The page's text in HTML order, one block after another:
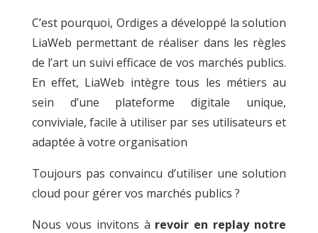
C’est pourquoi, Ordiges a développé la solution
LiaWeb permettant de réaliser dans les règles
de l’art un suivi efficace de vos marchés publics.
En effet, LiaWeb intègre tous les métiers au
sein d’une plateforme digitale unique,
conviviale, facile à utiliser par ses utilisateurs et
adaptée à votre organisation
Toujours pas convaincu d’utiliser une solution
cloud pour gérer vos marchés publics ?
Nous vous invitons à revoir en replay notre